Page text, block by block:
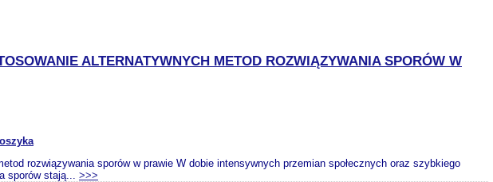
ALTERNATYWNYCH METOD ROZWIĄZYWANIA SPORÓW W
rozwiązywania sporów w prawie W dobie intensywnych przemian społecznych oraz szybkiego
sporów stają... >>>